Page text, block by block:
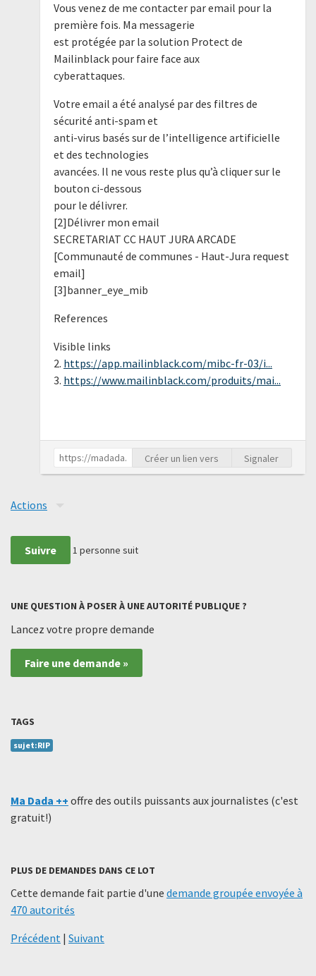
Vous venez de me contacter par email pour la
première fois. Ma messagerie
est protégée par la solution Protect de
Mailinblack pour faire face aux
cyberattaques.
Votre email a été analysé par des filtres de
sécurité anti-spam et
anti-virus basés sur de l’intelligence artificielle
et des technologies
avancées. Il ne vous reste plus qu’à cliquer sur le
bouton ci-dessous
pour le délivrer.
[2]Délivrer mon email
SECRETARIAT CC HAUT JURA ARCADE
[Communauté de communes - Haut-Jura request
email]
[3]banner_eye_mib
References
Visible links
2. https://app.mailinblack.com/mibc-fr-03/i...
3. https://www.mailinblack.com/produits/mai...
Créer un lien vers Signaler
Actions
Suivre 1 personne suit
UNE QUESTION À POSER À UNE AUTORITÉ PUBLIQUE ?
Lancez votre propre demande
Faire une demande »
TAGS
sujet:RIP
Ma Dada ++ offre des outils puissants aux journalistes (c'est
gratuit!)
PLUS DE DEMANDES DANS CE LOT
Cette demande fait partie d'une demande groupée envoyée à
470 autorités
Précédent | Suivant